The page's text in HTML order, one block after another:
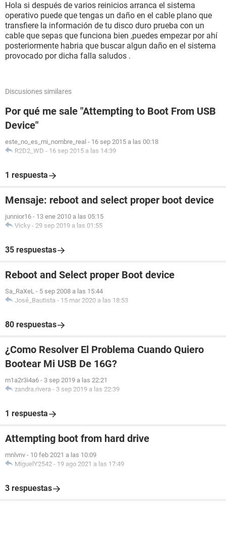
Hola si después de varios reinicios arranca el sistema
operativo puede que tengas un daño en el cable plano que
transfiere la información de tu disco duro prueba con un
cable que sepas que funciona bien ,puedes empezar por ahí
posteriormente habria que buscar algun daño en el sistema
provocado por dicha falla saludos .
Discusiones similares
Por qué me sale "Attempting to Boot From USB
Device"
este_no_es_mi_nombre_real - 16 sep 2015 a las 00:18
R2D2_WD - 16 sep 2015 a las 14:39
1 respuesta
Mensaje: reboot and select proper boot device
junnior16 - 13 ene 2010 a las 05:15
Vicky - 29 sep 2019 a las 01:55
35 respuestas
Reboot and Select proper Boot device
Sa_RaXeL - 5 sep 2008 a las 15:44
José_Bautista - 15 mar 2020 a las 18:53
80 respuestas
¿Como Resolver El Problema Cuando Quiero
Bootear Mi USB De 16G?
m1a2r3i4a6 - 3 sep 2019 a las 22:21
zandra.rivera - 3 sep 2019 a las 22:39
1 respuesta
Attempting boot from hard drive
mnlvnv - 10 feb 2021 a las 10:09
MiguelY2542 - 19 ago 2021 a las 17:49
3 respuestas